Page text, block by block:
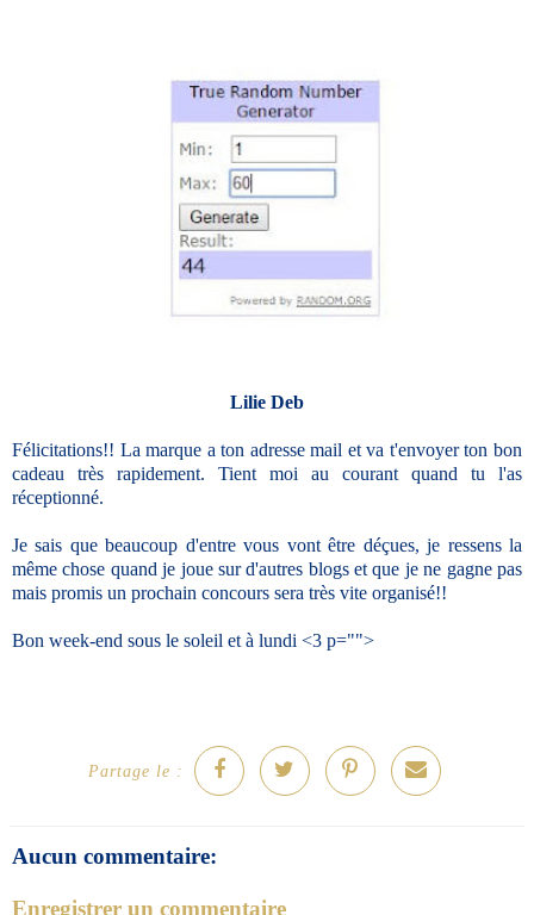
Lilie Deb
Félicitations!! La marque a ton adresse mail et va t'envoyer ton bon
cadeau très rapidement. Tient moi au courant quand tu l'as
réceptionné.
Je sais que beaucoup d'entre vous vont être déçues, je ressens la
même chose quand je joue sur d'autres blogs et que je ne gagne pas
mais promis un prochain concours sera très vite organisé!!
Bon week-end sous le soleil et à lundi <3 p="">
Partage le :
Aucun commentaire:
Enregistrer un commentaire